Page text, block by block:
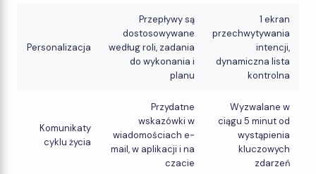
Personalizacja
Przepływy są
dostosowywane
według roli, zadania
do wykonania i
planu
1 ekran
przechwytywania
intencji,
dynamiczna lista
kontrolna
Komunikaty
cyklu życia
Przydatne
wskazówki w
wiadomościach e-
mail, w aplikacji i na
czacie
Wyzwalane w
ciągu 5 minut od
wystąpienia
kluczowych
zdarzeń